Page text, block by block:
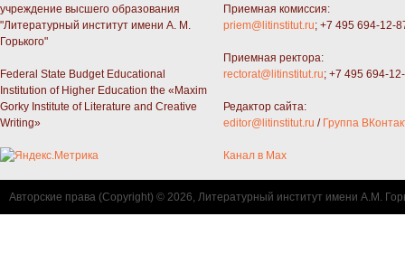
учреждение высшего образования
"Литературный институт имени А. М.
Горького"
Federal State Budget Educational
Institution of Higher Education the «Maxim
Gorky Institute of Literature and Creative
Writing»
Приемная комиссия:
priem@litinstitut.ru; +7 495 694-12-
Приемная ректора:
rectorat@litinstitut.ru; +7 495 694-
Редактор сайта:
editor@litinstitut.ru / Группа
Канал в Max
Авторские права (Copyright) © 2026, Литературный институт имени А.М.